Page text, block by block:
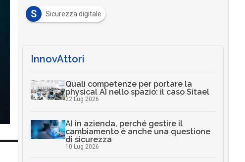
S
Sicurezza digitale
InnovAttori
Quali competenze per portare la
physical AI nello spazio: il caso Sitael
22 Lug 2026
AI in azienda, perché gestire il
cambiamento è anche una questione
di sicurezza
10 Lug 2026